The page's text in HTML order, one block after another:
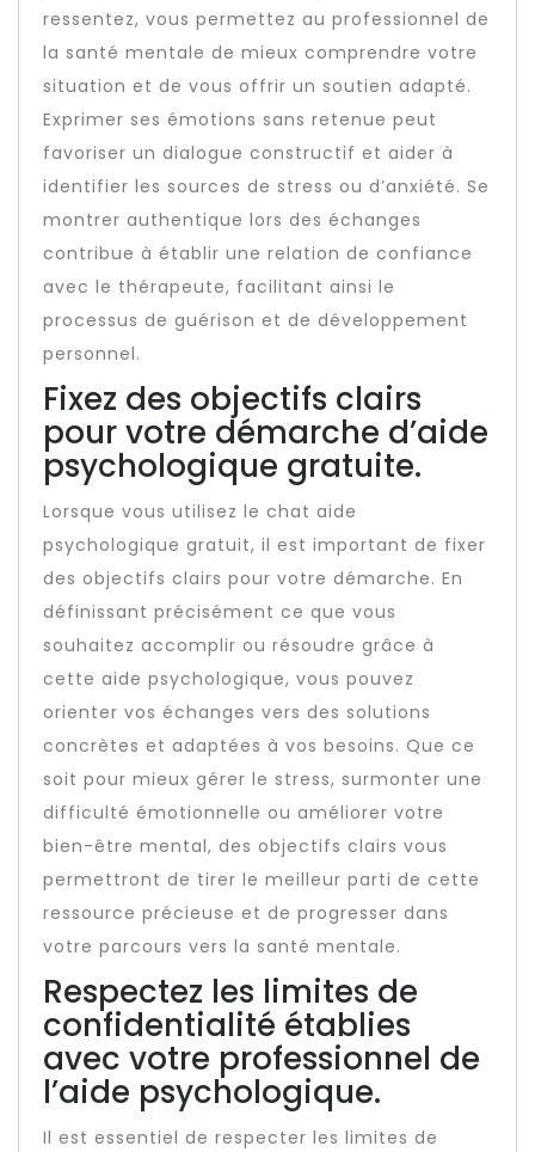
ressentez, vous permettez au professionnel de
la santé mentale de mieux comprendre votre
situation et de vous offrir un soutien adapté.
Exprimer ses émotions sans retenue peut
favoriser un dialogue constructif et aider à
identifier les sources de stress ou d’anxiété. Se
montrer authentique lors des échanges
contribue à établir une relation de confiance
avec le thérapeute, facilitant ainsi le
processus de guérison et de développement
personnel.
Fixez des objectifs clairs
pour votre démarche d’aide
psychologique gratuite.
Lorsque vous utilisez le chat aide
psychologique gratuit, il est important de fixer
des objectifs clairs pour votre démarche. En
définissant précisément ce que vous
souhaitez accomplir ou résoudre grâce à
cette aide psychologique, vous pouvez
orienter vos échanges vers des solutions
concrètes et adaptées à vos besoins. Que ce
soit pour mieux gérer le stress, surmonter une
difficulté émotionnelle ou améliorer votre
bien-être mental, des objectifs clairs vous
permettront de tirer le meilleur parti de cette
ressource précieuse et de progresser dans
votre parcours vers la santé mentale.
Respectez les limites de
confidentialité établies
avec votre professionnel de
l’aide psychologique.
Il est essentiel de respecter les limites de